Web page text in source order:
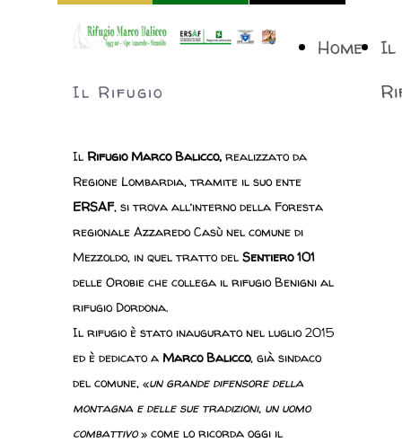
Home
Il
Il Rifugio
Il Rifugio Marco Balicco, realizzato da
Regione Lombardia, tramite il suo ente
ERSAF, si trova all’interno della Foresta
regionale Azzaredo Casù nel comune di
Mezzoldo, in quel tratto del Sentiero 101
delle Orobie che collega il rifugio Benigni al
rifugio Dordona.
Il rifugio è stato inaugurato nel luglio 2015
ed è dedicato a Marco Balicco, già sindaco
del comune, «un grande difensore della
montagna e delle sue tradizioni, un uomo
combattivo» come lo ricorda oggi il